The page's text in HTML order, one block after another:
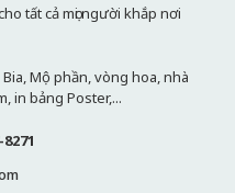
tất cả mọi người khắp nơi
Mộ phần, vòng hoa, nhà
in bảng Poster,...